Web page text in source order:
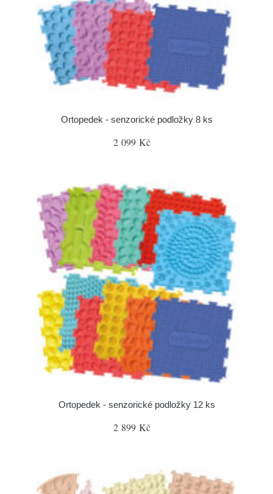
Ortopedek - senzorické podložky 8 ks
2 099 Kč
Ortopedek - senzorické podložky 12 ks
2 899 Kč